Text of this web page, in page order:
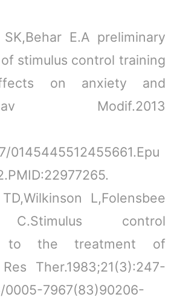
E.A preliminary
stimulus control training
on anxiety and
Modif.2013
0145445512455661.Epu
L,Folensbee
C.Stimulus control
to the treatment of
Ther.1983;21(3):247-
0005-7967(83)90206-